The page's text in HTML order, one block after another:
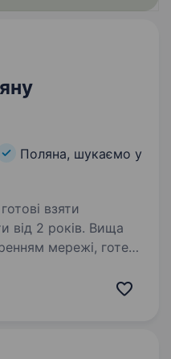
Поляна, шукаємо у
взяти
від 2 років. Вища
Приєднуйся